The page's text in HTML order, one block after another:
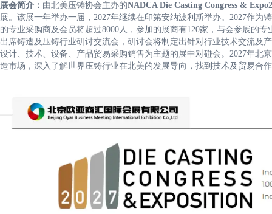
展会简介： 由北美压铸协会主办的NADCA Die Casting Congress &
展。该展一年举办一届，2027年继续在印第安纳波利斯举办。2027作为
的专业采购商及会员将超过8000人，参加的展商有120家，与会参展的
出席铸造及压铸行业研讨交流会，研讨会将制定出针对行业技术交流及
设计、技术、设备、产品贸易采购销售为主题的展中对碰会。2027年北
造市场，深入了解世界压铸行业在北美的发展导向，找到技术及贸易合